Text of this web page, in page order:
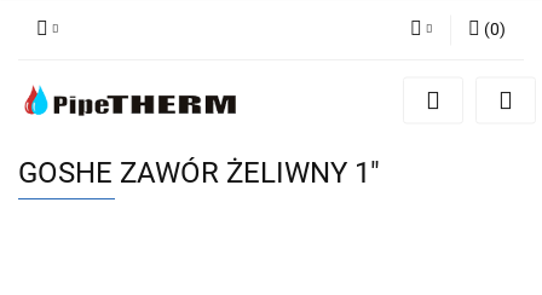
Zaloguj się
Dodaj zgłoszenie
(0)
GOSHE ZAWÓR ŻELIWNY 1"